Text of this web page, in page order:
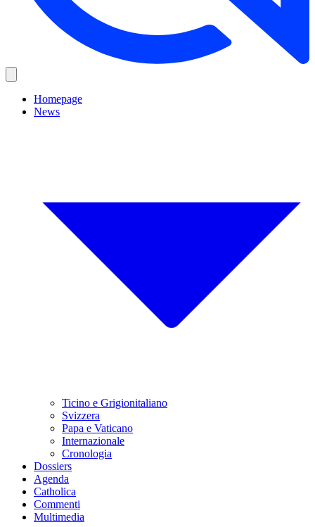
Homepage
News
Ticino e Grigionitaliano
Svizzera
Papa e Vaticano
Internazionale
Cronologia
Dossiers
Agenda
Catholica
Commenti
Multimedia